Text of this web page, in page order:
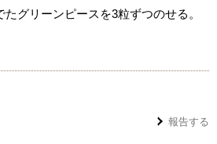
グリーンピースを3粒ずつのせる。
報告する